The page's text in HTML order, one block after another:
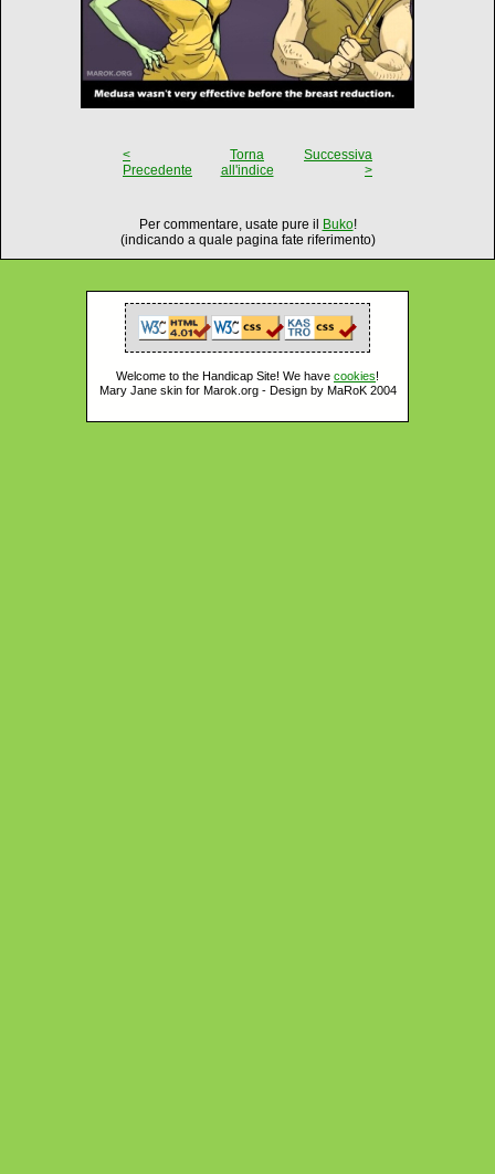
<
Precedente
Torna
all'indice
Successiva
>
Per commentare, usate pure il Buko!
(indicando a quale pagina fate riferimento)
Welcome to the Handicap Site! We have cookies!
Mary Jane skin for Marok.org - Design by MaRoK 2004